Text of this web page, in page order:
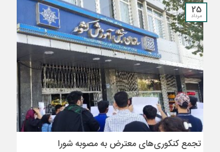
25
مرداد
تجمع کنکوری‌های معترض به مصوبه شورا